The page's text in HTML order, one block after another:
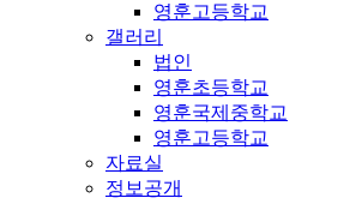
영훈고등학교
갤러리
법인
영훈초등학교
영훈국제중학교
영훈고등학교
자료실
정보공개